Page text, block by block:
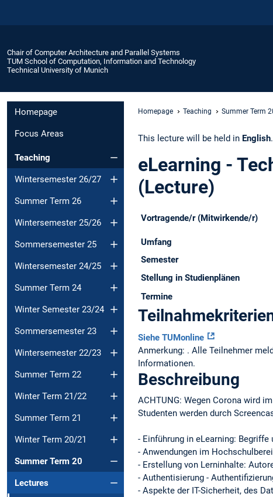
Chair of Computer Architecture and Parallel Systems
TUM School of Computation, Information and Technology
Technical University of Munich
Homepage
Focus Areas
Teaching
Wintersemester 26/27
Summer Term 26
Wintersemester 25/26
Sommersemester 25
Wintersemester 24/25
Summer Term 24
Winter Semester 23/24
Sommersemester 23
Wintersemester 22/23
Summer Term 22
Winter Term 21/22
Summer Term 21
Winter Term 20/21
Summer Term 20
Lectures
Homepage Teaching Summer Term
This lecture will be held in English.
eLearning -
(Lecture)
Vortragende/r (Mitwirkende/r)
Umfang
Semester
Stellung in Studienplänen
Termine
Siehe TUMonline
Anmerkung: . Alle Teilnehmer
Informationen.
Beschreibung
ACHTUNG: Wegen Corona wird
Studenten werden durch
- Einführung in eLearning: Begriffe
- Anwendungen im
- Erstellung von Lerninhalte:
- Authentisierung -
- Aspekte der IT-Sicherheit, des